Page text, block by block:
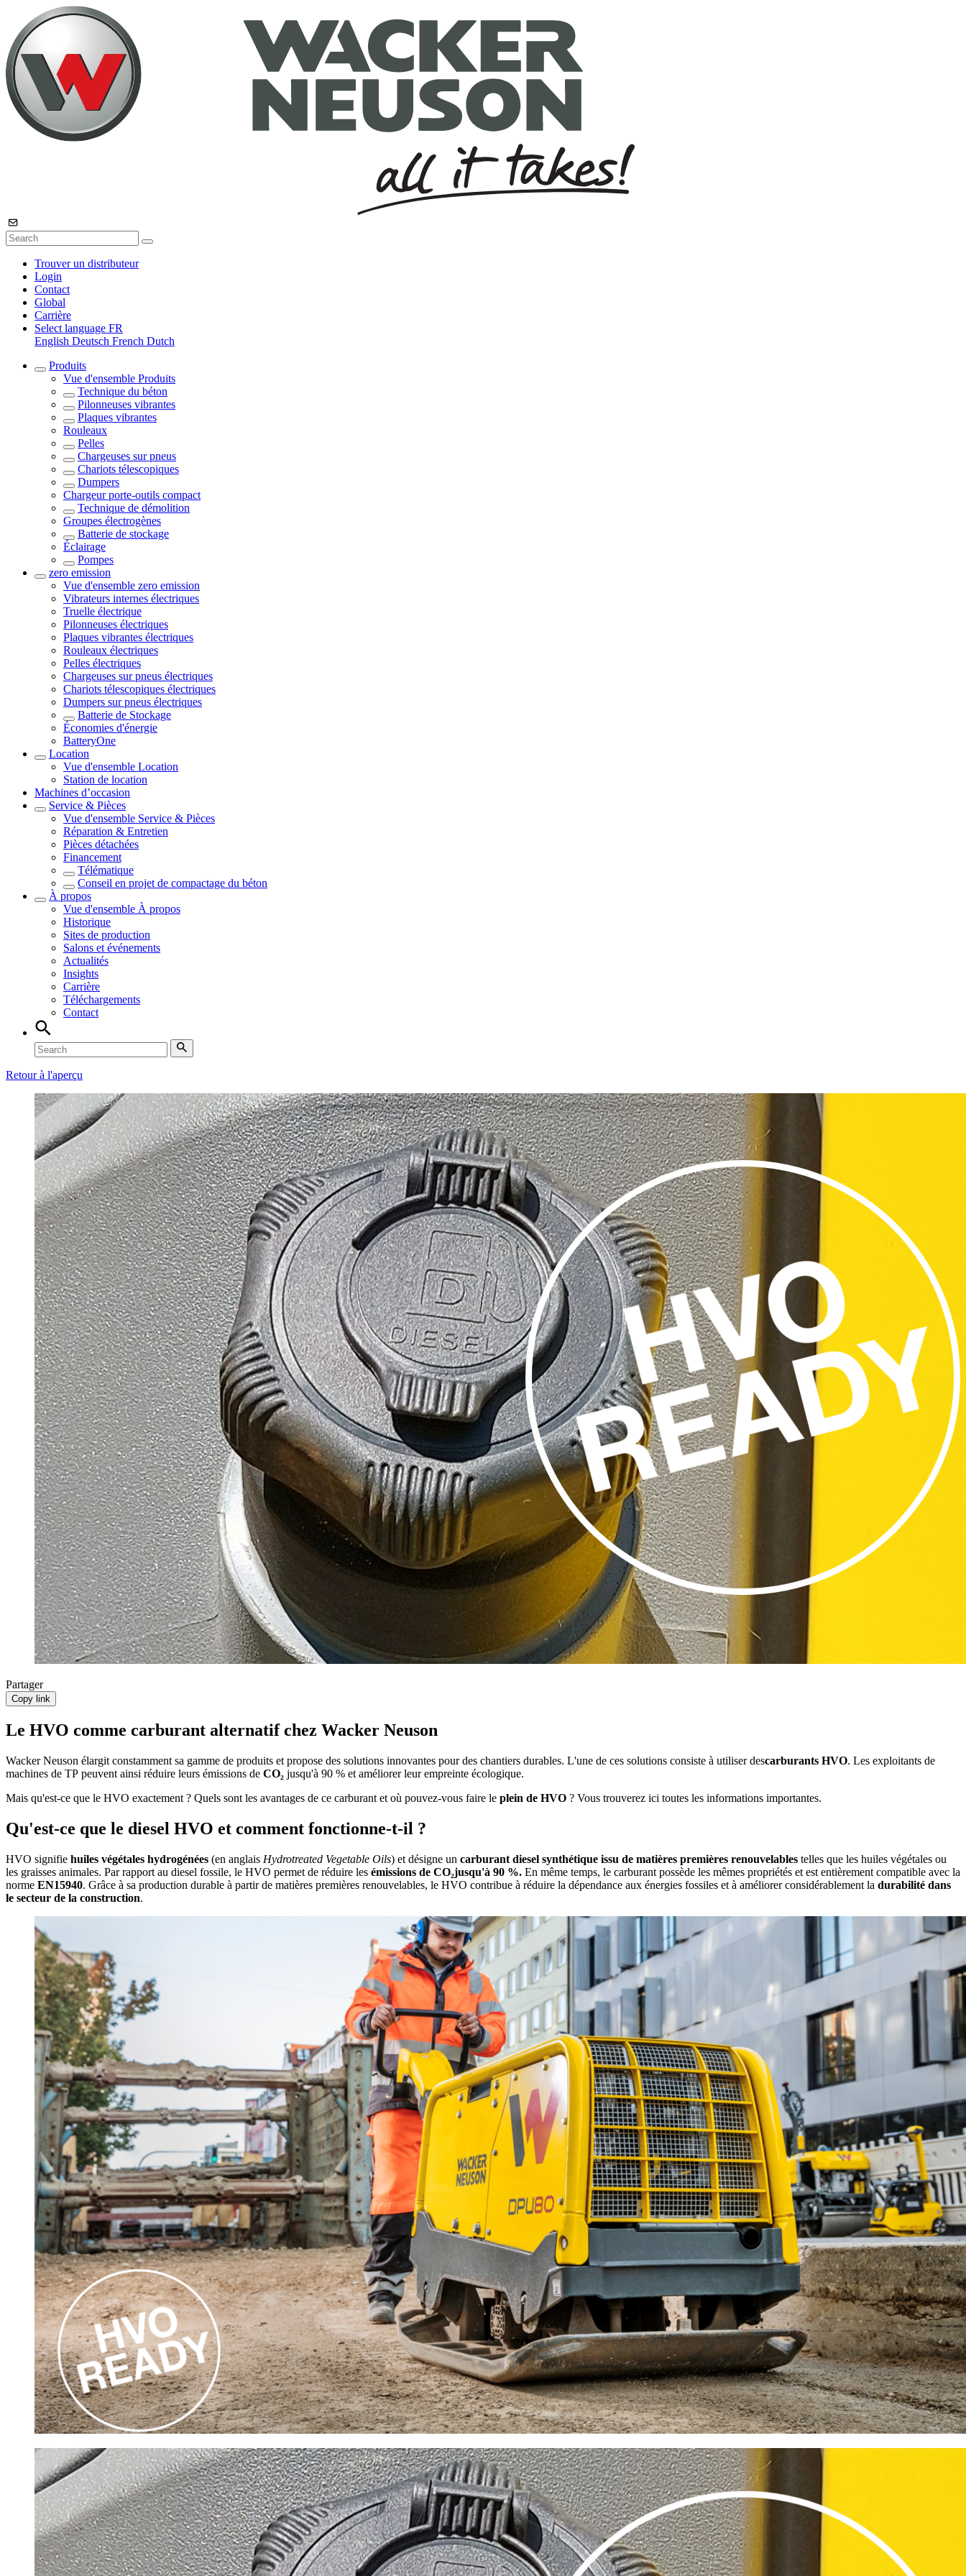
Trouver un distributeur
Login
Contact
Global
Carrière
Select language FR
English Deutsch French Dutch
Produits
Vue d'ensemble Produits
Technique du béton
Pilonneuses vibrantes
Plaques vibrantes
Rouleaux
Pelles
Chargeuses sur pneus
Chariots télescopiques
Dumpers
Chargeur porte-outils compact
Technique de démolition
Groupes électrogènes
Batterie de stockage
Éclairage
Pompes
zero emission
Vue d'ensemble zero emission
Vibrateurs internes électriques
Truelle électrique
Pilonneuses électriques
Plaques vibrantes électriques
Rouleaux électriques
Pelles électriques
Chargeuses sur pneus électriques
Chariots télescopiques électriques
Dumpers sur pneus électriques
Batterie de Stockage
Économies d'énergie
BatteryOne
Location
Vue d'ensemble Location
Station de location
Machines d’occasion
Service & Pièces
Vue d'ensemble Service & Pièces
Réparation & Entretien
Pièces détachées
Financement
Télématique
Conseil en projet de compactage du béton
À propos
Vue d'ensemble À propos
Historique
Sites de production
Salons et événements
Actualités
Insights
Carrière
Téléchargements
Contact
Retour à l'aperçu
Partager
Copy link
Le HVO comme carburant alternatif chez Wacker Neuson
Wacker Neuson élargit constamment sa gamme de produits et propose des solutions innovantes pour des chantiers durables. L'une de ces solutions consiste à utiliser descarburants HVO. Les exploitants de
machines de TP peuvent ainsi réduire leurs émissions de CO₂ jusqu'à 90 % et améliorer leur empreinte écologique.
Mais qu'est-ce que le HVO exactement ? Quels sont les avantages de ce carburant et où pouvez-vous faire le plein de HVO ? Vous trouverez ici toutes les informations importantes.
Qu'est-ce que le diesel HVO et comment fonctionne-t-il ?
HVO signifie huiles végétales hydrogénées (en anglais Hydrotreated Vegetable Oils) et désigne un carburant diesel synthétique issu de matières premières renouvelables telles que les huiles végétales ou
les graisses animales. Par rapport au diesel fossile, le HVO permet de réduire les émissions de CO₂jusqu'à 90 %. En même temps, le carburant possède les mêmes propriétés et est entièrement compatible avec la
norme EN15940. Grâce à sa production durable à partir de matières premières renouvelables, le HVO contribue à réduire la dépendance aux énergies fossiles et à améliorer considérablement la durabilité dans
le secteur de la construction.